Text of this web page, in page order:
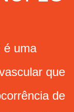
é uma
que
de